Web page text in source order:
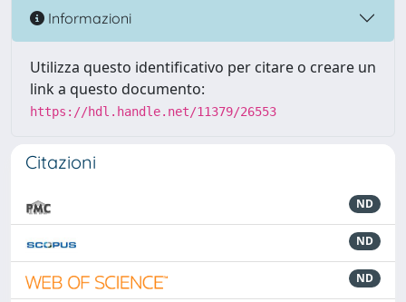
Informazioni
Utilizza questo identificativo per citare o creare un
link a questo documento:
https://hdl.handle.net/11379/26553
Citazioni
ND
ND
ND